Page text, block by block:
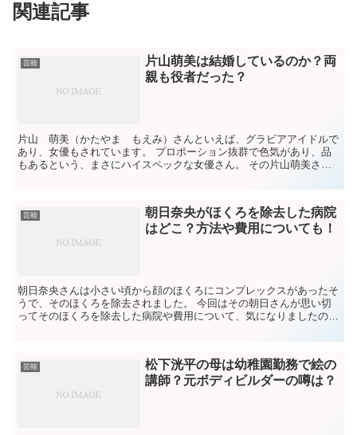
関連記事
芸能
片山萌美は結婚しているのか？両
親も役者だった？
片山 萌美（かたやま もえみ）さんといえば、グラビアアイドルで
あり、女優もされています。 プロポーション抜群で色気があり、品
もあるという、まさにハイスペックな女優さん。 その片山萌美さん
芸能
朝日奈央がほくろを除去した病院
はどこ？方法や費用についても！
朝日奈央さんは小さい頃から顔のほくろにコンプレックスがあったそ
うで、そのほくろを除去されました。 今回はその朝日さんが思い切
ってそのほくろを除去した病院や費用について、気になりましたの
芸能
松下洸平の母は幼稚園勤務で絵の
講師？元ボディビルダーの噂は？